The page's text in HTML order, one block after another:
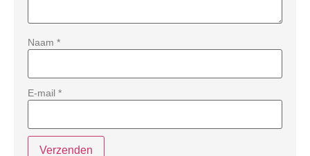
Naam *
E-mail *